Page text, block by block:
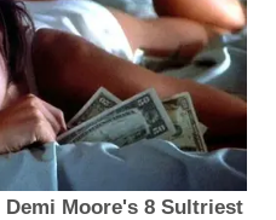
Moore's 8 Sultriest